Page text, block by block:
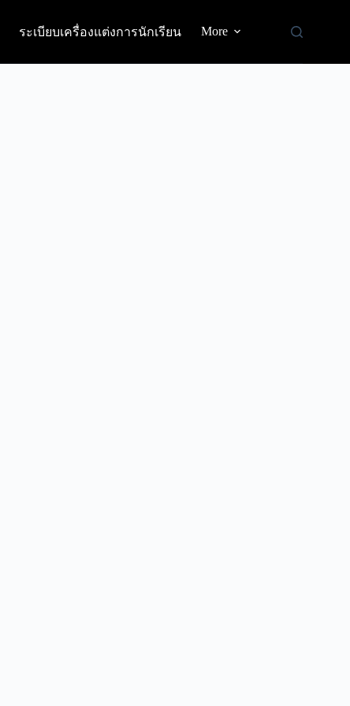
ระเบียบเครื่องแต่งการนักเรียน More